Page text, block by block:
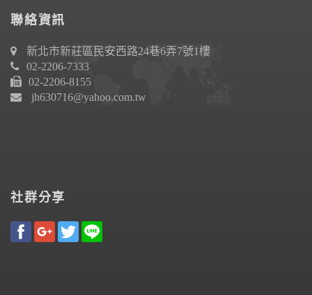
聯絡資訊
新北市新莊區民安西路24巷6弄7號1樓
02-2206-7333
02-2206-8155
jh630716@yahoo.com.tw
社群分享